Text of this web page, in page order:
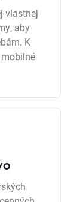
vlastnej
aby
K